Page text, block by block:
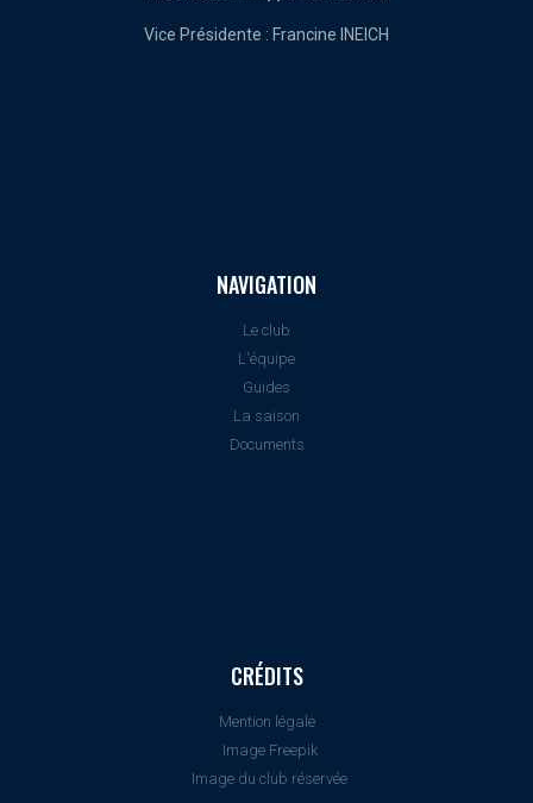
Vice Présidente : Francine INEICH
NAVIGATION
Le club
L'équipe
Guides
La saison
Documents
CRÉDITS
Mention légale
Image Freepik
Image du club réservée